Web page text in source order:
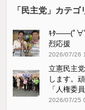
「民主党」カテ
ｷﾀ――(ﾟ∀ﾟ
烈応援
2026/07/26
立憲民主
します。
「人権委
2026/07/25